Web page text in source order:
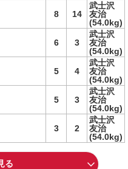
8 14
武士沢
友治
(54.0kg)
6 3
武士沢
友治
(54.0kg)
5 4
武士沢
友治
(54.0kg)
5 3
武士沢
友治
(54.0kg)
3 2
武士沢
友治
(54.0kg)
る